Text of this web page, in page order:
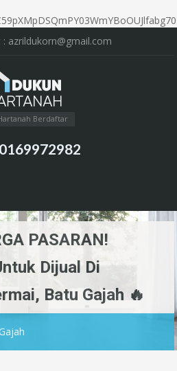
: azrildukorn@gmail.com
Berdaftar
PASARAN!
Dijual Di
Batu Gajah 🔥